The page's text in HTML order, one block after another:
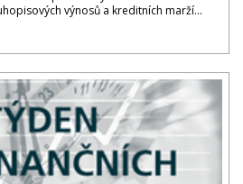
výnosů a kreditních marží...